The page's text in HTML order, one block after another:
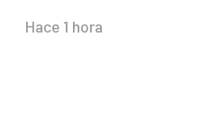
Hace 1 hora